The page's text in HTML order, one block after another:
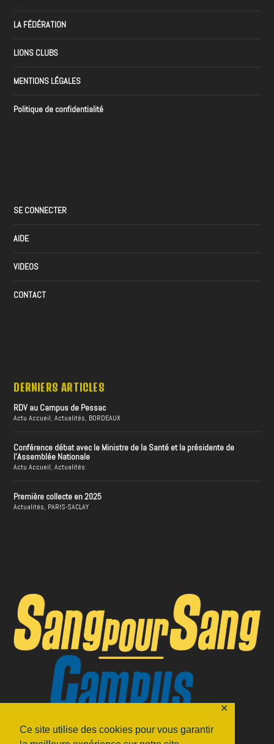
Ce site utilise des cookies pour vous garantir
✕
LA FÉDÉRATION
LIONS CLUBS
MENTIONS LÉGALES
Politique de confidentialité
SE CONNECTER
AIDE
VIDEOS
CONTACT
DERNIERS ARTICLES
RDV au Campus de Pessac
Actu Accueil,Actualités, BORDEAUX
Conférence débat avec le Ministre de la Santé et la présidente de
l’Assemblée Nationale
Actu Accueil,Actualités
Première collecte en 2025
Actualités, PARIS-SACLAY